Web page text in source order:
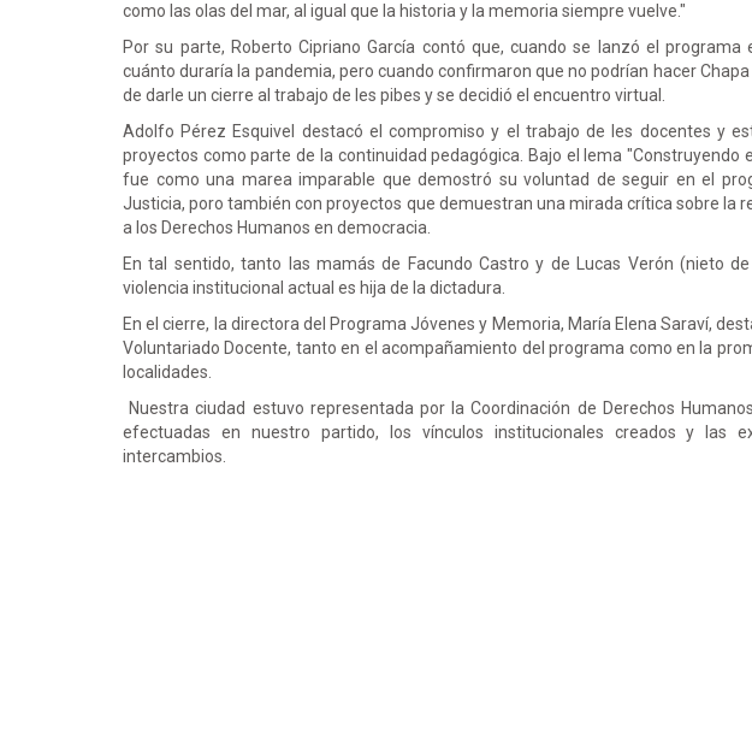
como las olas del mar, al igual que la historia y la memoria siempre vuelve."
Por su parte, Roberto Cipriano García contó que, cuando se lanzó el
cuánto duraría la pandemia, pero cuando confirmaron que no podrían hacer
de darle un cierre al trabajo de les pibes y se decidió el encuentro virtual.
Adolfo Pérez Esquivel destacó el compromiso y el trabajo de les docentes y
proyectos como parte de la continuidad pedagógica. Bajo el lema "Construyendo
fue como una marea imparable que demostró su voluntad de seguir en el
Justicia, poro también con proyectos que demuestran una mirada crítica sobre la
a los Derechos Humanos en democracia.
En tal sentido, tanto las mamás de Facundo Castro y de Lucas Verón (nieto
violencia institucional actual es hija de la dictadura.
En el cierre, la directora del Programa Jóvenes y Memoria, María Elena Saraví,
Voluntariado Docente, tanto en el acompañamiento del programa como en la
localidades.
Nuestra ciudad estuvo representada por la Coordinación de Derechos
efectuadas en nuestro partido, los vínculos institucionales creados y las
intercambios.